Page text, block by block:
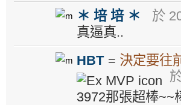
＊ 培 培 ＊
於
真逼真..
HBT = 決定要往
3972那張超棒~~